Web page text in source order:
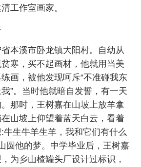
工作室画家。
本溪市卧龙镇大阳村。自幼从
寒，买不起画材，他就用当美
画，被他发现呵斥“不准碰我东
”。当时他就暗自发誓，有一天
那时，王树嘉在山坡上放羊拿
山坡上仰望着蓝天白云，看着
牛生牛羊生羊，我和它们有什么
圆他的梦。中学毕业后，王树嘉
为乡山楂罐头厂设计过标识，